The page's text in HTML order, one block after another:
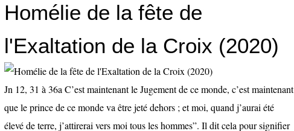
Homélie de la fête de
l'Exaltation de la Croix (2020)
Jn 12, 31 à 36a C’est maintenant le Jugement de ce monde, c’est maintenant
que le prince de ce monde va être jeté dehors ; et moi, quand j’aurai été
élevé de terre, j’attirerai vers moi tous les hommes”. Il dit cela pour signifier